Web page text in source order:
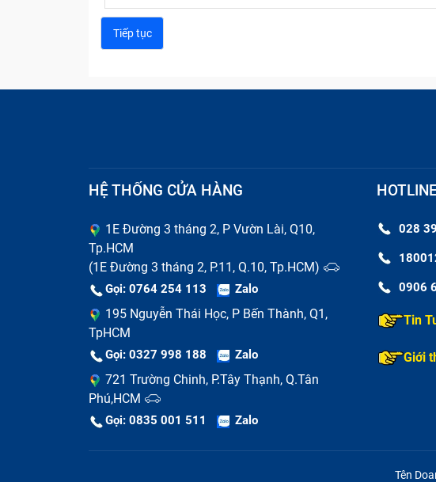
Những lưu ý khi thay sạc Adapter Điện
Phụ kiện, linh kiện điện tử trên thị trường không chỉ
chính hãng và trôi nổi không chính hãng. Để trở thành
cho mình kinh nghiệm test sạc, chọn mua được sản
lượng và phải thay sạc Adapter điện thoại Surface Pro liên
Hàng chính hãng sẽ có mức giá cao hơn hàng trôi nổi và
dân chuyên công nghệ thì hãy tìm tới trung tâm, cửa
phẩm chất lượng, bảo hành tốt, hỗ trợ nhanh chóng và
Tại Bảo Hành One, bạn có thể phản hồi về sản phẩm
mặt ngay lập tức hỗ trợ, giải quyết vấn đề của bạn.
Sau khi thay sạc Adapter Điện Thoại, bạn có thể kiểm
Kiểm tra kĩ ngoại quan của sạc Adapter xem có
tem bảo hành có rõ ràng hay không?
Cắm sạc cho điện thoại và kiểm tra xem bao lâu thì
sao?
HỆ THỐNG CỬA HÀNG
1E Đường 3 tháng 2, P Vườn Lài, Q10,
Tp.HCM
(1E Đường 3 tháng 2, P.11, Q.10, Tp.HCM)
Gọi: 0764 254 113 Zalo
195 Nguyễn Thái Học, P Bến Thành, Q1,
TpHCM
Gọi: 0327 998 188 Zalo
721 Trường Chinh, P.Tây Thạnh, Q.Tân
Phú,HCM
Gọi: 0835 001 511 Zalo
028
0906
Tin
Giới
Tên